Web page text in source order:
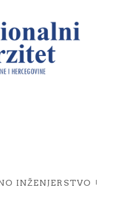
INŽENJERSTVO